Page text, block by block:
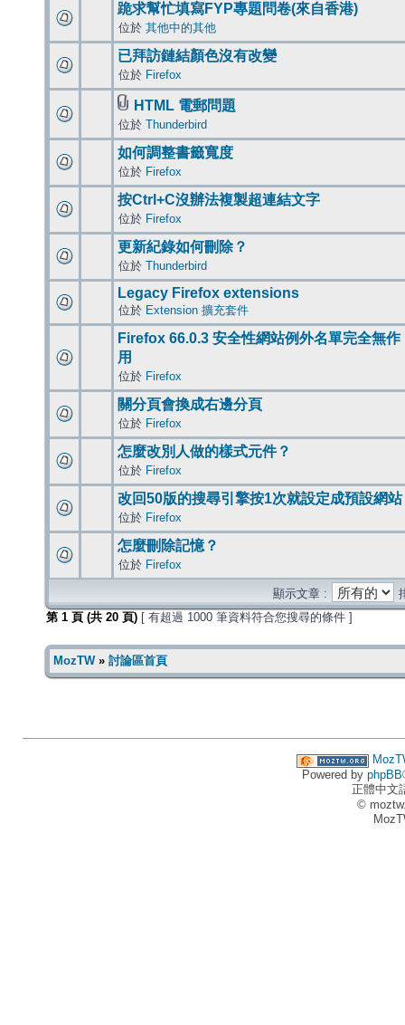
跪求幫忙填寫FYP專題問卷(來自香港)
位於 其他中的其他
已拜訪鏈結顏色沒有改變
位於 Firefox
HTML 電郵問題
位於 Thunderbird
如何調整書籤寬度
位於 Firefox
按Ctrl+C沒辦法複製超連結文字
位於 Firefox
更新紀錄如何刪除？
位於 Thunderbird
Legacy Firefox extensions
位於 Extension 擴充套件
Firefox 66.0.3 安全性網站例外名單完全無作
用
位於 Firefox
關分頁會換成右邊分頁
位於 Firefox
怎麼改別人做的樣式元件？
位於 Firefox
改回50版的搜尋引擎按1次就設定成預設網站
位於 Firefox
怎麼刪除記憶？
位於 Firefox
顯示文章 :
第 1 頁 (共 20 頁) [ 有超過 1000 筆資料符合您搜尋的條件 ]
MozTW» 討論區首頁
Powered by phpBB
正體中文
©